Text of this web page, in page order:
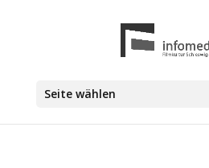
Seite wählen